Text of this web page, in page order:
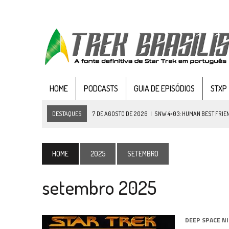
HOME PODCASTS GUIA DE EPISÓDIOS STXP
DESTAQUES 7 DE AGOSTO DE 2026 | SNW 4×03: HUMAN BEST
4 DE AGOSTO DE 2026 | REVISITANDO “HIDE AND Q” (TNG 1×09)
3 DE AGOSTO DE 2026 VEJA FOTOS DO TERCEIRO EPISÓDIO DA 4ª
2 DE AGOSTO DE 2026 | TB AO VIVO | STAR TREK: STRANGE NEW
HOME 2025 SETEMBRO
setembro 2025
DEEP SPACE